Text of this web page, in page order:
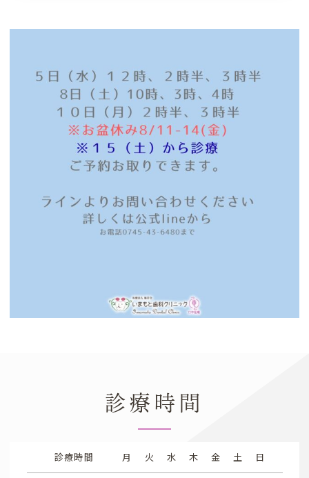
診療時間
診療時間 月 火 水 木 金 土 日